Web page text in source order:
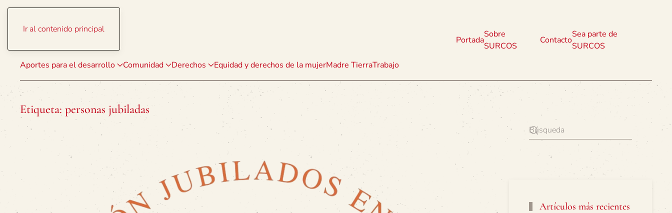
Ir al contenido principal
Aportes para el desarrollo Comunidad Derechos Equidad y derechos de la mujerMadre TierraTrabajo
Portada
Sobre
SURCOS
Contacto
Sea parte de
SURCOS
Etiqueta: personas jubiladas
Artículos más recientes